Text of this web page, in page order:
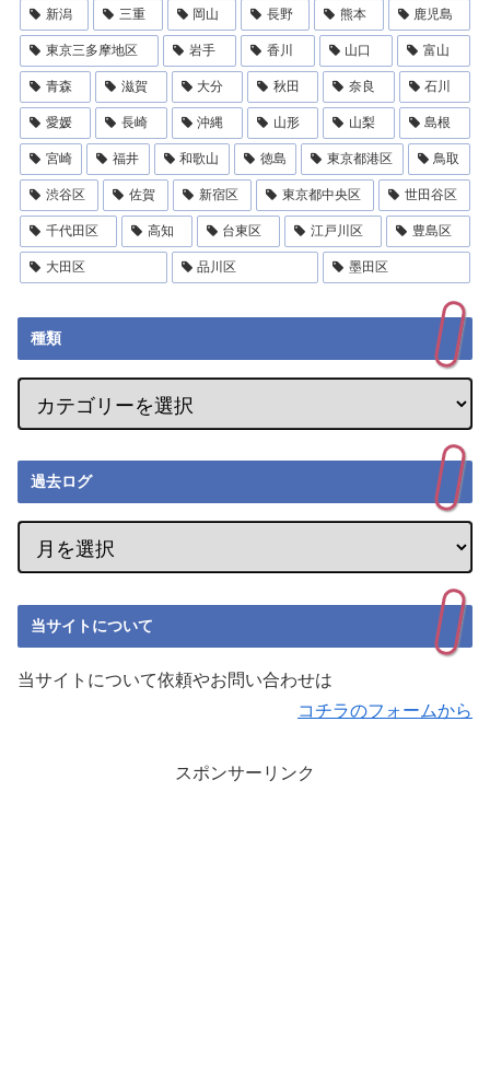
新潟 三重 岡山 長野 熊本 鹿児島
東京三多摩地区 岩手 香川 山口 富山
青森 滋賀 大分 秋田 奈良 石川
愛媛 長崎 沖縄 山形 山梨 島根
宮崎 福井 和歌山 徳島 東京都港区 鳥取
渋谷区 佐賀 新宿区 東京都中央区 世田谷区
千代田区 高知 台東区 江戸川区 豊島区
大田区 品川区 墨田区
種類
過去ログ
当サイトについて
当サイトについて依頼やお問い合わせは
コチラのフォームから
スポンサーリンク